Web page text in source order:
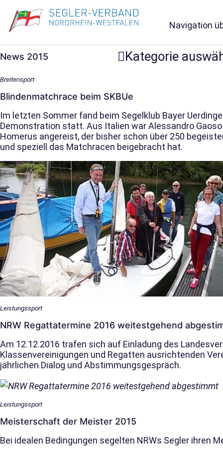
Navigation
News 2015 Kategorie
Breitensport
Blindenmatchrace beim SKBUe
Im letzten Sommer fand beim Segelklub Bayer
Demonstration statt. Aus Italien war Alessandro
Homerus angereist, der bisher schon über 250
und speziell das Matchracen beigebracht hat.
Leistungssport
NRW Regattatermine 2016 weitestgehend
Am 12.12.2016 trafen sich auf Einladung des
Klassenvereinigungen und Regatten ausrichtenden
jährlichen Dialog und Abstimmungsgespräch.
Leistungssport
Meisterschaft der Meister 2015
Bei idealen Bedingungen segelten NRWs Segler ihren